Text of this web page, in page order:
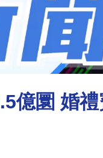
億圜 婚